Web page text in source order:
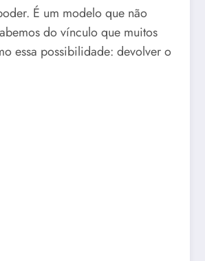
É um modelo que não
do vínculo que muitos
essa possibilidade: devolver o